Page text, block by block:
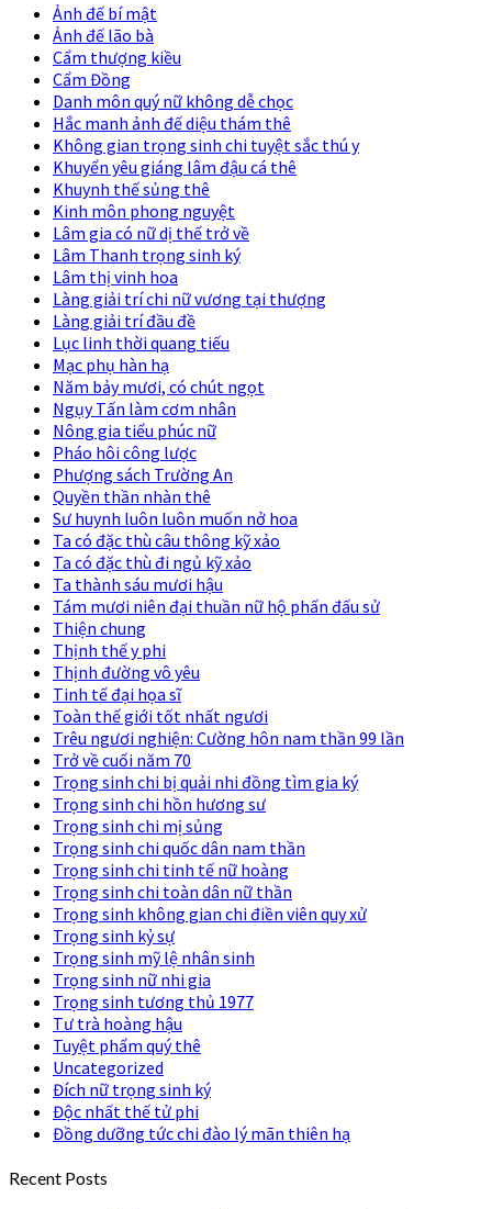
Ảnh đế bí mật
Ảnh đế lão bà
Cẩm thượng kiều
Cẩm Đồng
Danh môn quý nữ không dễ chọc
Hắc manh ảnh đế diệu thám thê
Không gian trọng sinh chi tuyệt sắc thú y
Khuyển yêu giáng lâm đậu cá thê
Khuynh thế sủng thê
Kinh môn phong nguyệt
Lâm gia có nữ dị thế trở về
Lâm Thanh trọng sinh ký
Lâm thị vinh hoa
Làng giải trí chi nữ vương tại thượng
Làng giải trí đầu đề
Lục linh thời quang tiếu
Mạc phụ hàn hạ
Năm bảy mươi, có chút ngọt
Ngụy Tấn làm cơm nhân
Nông gia tiểu phúc nữ
Pháo hôi công lược
Phượng sách Trường An
Quyền thần nhàn thê
Sư huynh luôn luôn muốn nở hoa
Ta có đặc thù câu thông kỹ xảo
Ta có đặc thù đi ngủ kỹ xảo
Ta thành sáu mươi hậu
Tám mươi niên đại thuần nữ hộ phấn đấu sử
Thiện chung
Thịnh thế y phi
Thịnh đường vô yêu
Tinh tế đại họa sĩ
Toàn thế giới tốt nhất ngươi
Trêu ngươi nghiện: Cường hôn nam thần 99 lần
Trở về cuối năm 70
Trọng sinh chi bị quải nhi đồng tìm gia ký
Trọng sinh chi hồn hương sư
Trọng sinh chi mị sủng
Trọng sinh chi quốc dân nam thần
Trọng sinh chi tinh tế nữ hoàng
Trọng sinh chi toàn dân nữ thần
Trọng sinh không gian chi điền viên quy xử
Trọng sinh kỷ sự
Trọng sinh mỹ lệ nhân sinh
Trọng sinh nữ nhi gia
Trọng sinh tương thủ 1977
Tư trà hoàng hậu
Tuyệt phẩm quý thê
Uncategorized
Đích nữ trọng sinh ký
Độc nhất thế tử phi
Đồng dưỡng tức chi đào lý mãn thiên hạ
Recent Posts